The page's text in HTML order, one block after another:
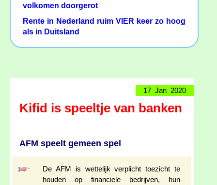
volkomen doorgerot
Rente in Nederland ruim VIER keer zo hoog
als in Duitsland
17 Jan 2020
Kifid is speeltje van banken
AFM speelt gemeen spel
De AFM is wettelijk verplicht toezicht te
houden op financiele bedrijven, hun